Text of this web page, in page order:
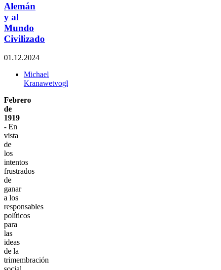
Alemán
y al
Mundo
Civilizado
01.12.2024
Michael
Kranawetvogl
Febrero
de
1919
- En
vista
de
los
intentos
frustrados
de
ganar
a los
responsables
políticos
para
las
ideas
de la
trimembración